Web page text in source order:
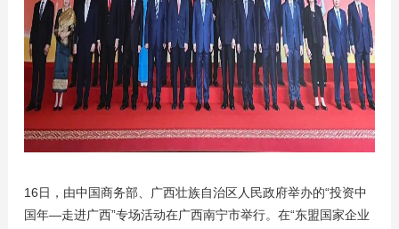
16日，由中国商务部、广西壮族自治区人民政府举办的“投资中
国年—走进广西”专场活动在广西南宁市举行。在“东盟国家企业